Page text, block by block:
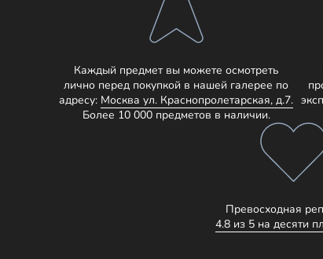
Каждый предмет вы можете осмотреть
лично перед покупкой в нашей галерее по
адресу: Москва ул. Краснопролетарская, д.7.
Более 10 000 предметов в наличии.
Превосходная
4.8 из 5 на десяти